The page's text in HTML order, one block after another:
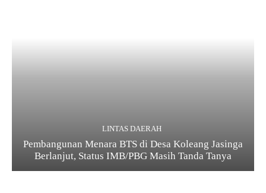
LINTAS DAERAH
Pembangunan Menara BTS di Desa Koleang Jasinga
Berlanjut, Status IMB/PBG Masih Tanda Tanya